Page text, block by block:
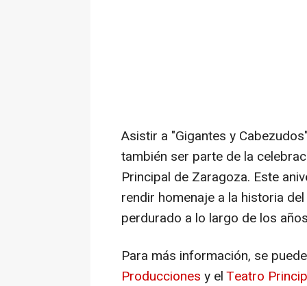
Asistir a "Gigantes y
también ser parte de la
Principal de Zaragoza. Este
rendir homenaje a la historia
perdurado a lo largo de los
Para más información, se
Producciones y elTeatro